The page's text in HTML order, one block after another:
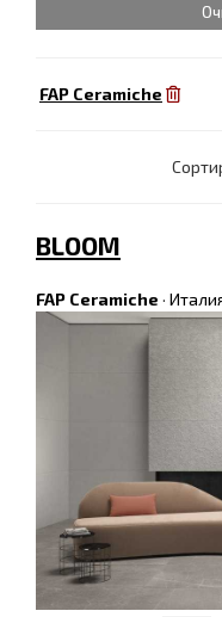
FAP Ceramiche
BLOOM
FAP Ceramiche ·